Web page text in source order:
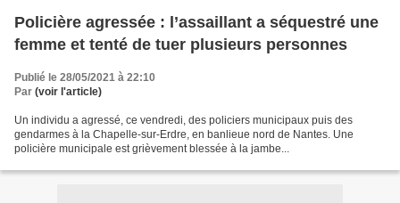
Policière agressée : l’assaillant a séquestré une
femme et tenté de tuer plusieurs personnes
Publié le 28/05/2021 à 22:10
Par (voir l'article)
Un individu a agressé, ce vendredi, des policiers municipaux puis des
gendarmes à la Chapelle-sur-Erdre, en banlieue nord de Nantes. Une
policière municipale est grièvement blessée à la jambe...